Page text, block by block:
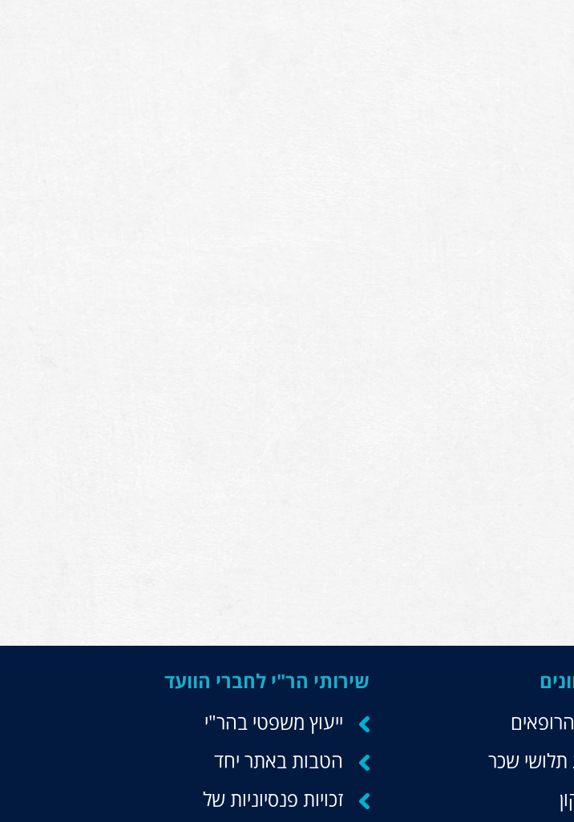
שכר
שירותי הר"י לחברי הוועד
ייעוץ משפטי בהר"י
הטבות באתר יחד
זכויות פנסיוניות של